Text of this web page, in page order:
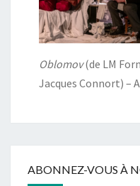
Oblomov(de LM
Jacques Connort) –
ABONNEZ-VOUS À